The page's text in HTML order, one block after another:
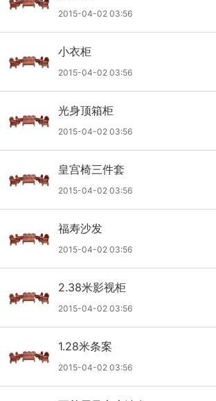
2015-04-02 03:56
小衣柜
2015-04-02 03:56
光身顶箱柜
2015-04-02 03:56
皇宫椅三件套
2015-04-02 03:56
福寿沙发
2015-04-02 03:56
2.38米影视柜
2015-04-02 03:56
1.28米条案
2015-04-02 03:56